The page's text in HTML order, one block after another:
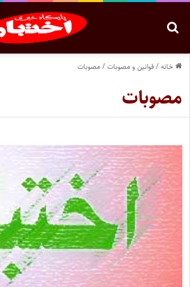
خانه/قوانین و مصوبات/مصوبات
مصوبات